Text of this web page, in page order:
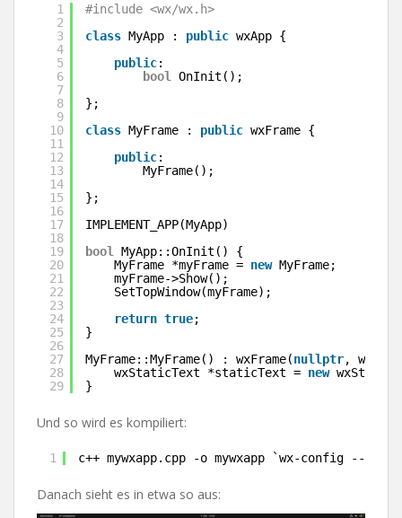
1
2
3
4
5
6
7
8
9
10
11
12
13
14
15
16
17
18
19
20
21
22
23
24
25
26
27
28
29
#include <wx/wx.h>
class MyApp : public wxApp {
public:
bool
OnInit();
};
class MyFrame : public wxFrame {
public:
MyFrame();
};
IMPLEMENT_APP(MyApp)
bool
MyApp::OnInit() {
MyFrame *myFrame = new MyFrame;
myFrame->Show();
SetTopWindow(myFrame);
return true;
}
MyFrame::MyFrame() : wxFrame(nullptr,
wxStaticText *staticText = new
}
Und so wird es kompiliert:
1 c++ mywxapp.cpp -o mywxapp `wx-config --
Danach sieht es in etwa so aus: